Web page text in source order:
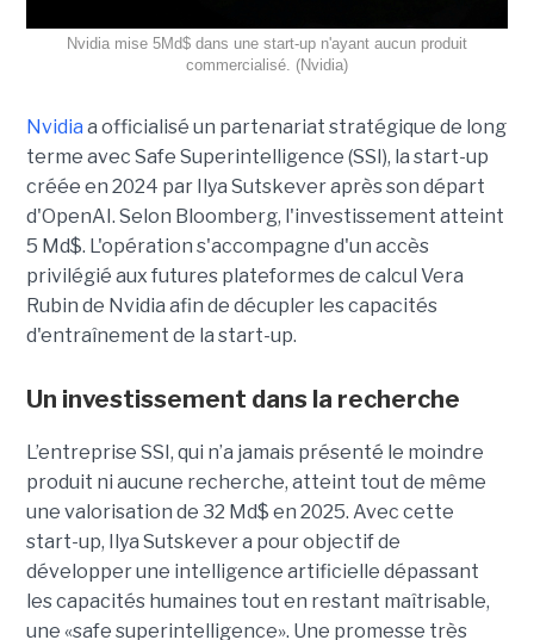
Nvidia mise 5Md$ dans une start-up n'ayant aucun produit
commercialisé. (Nvidia)
Nvidia a officialisé un partenariat stratégique de long
terme avec Safe Superintelligence (SSI), la start-up
créée en 2024 par Ilya Sutskever après son départ
d'OpenAI. Selon Bloomberg, l'investissement atteint
5 Md$. L'opération s'accompagne d'un accès
privilégié aux futures plateformes de calcul Vera
Rubin de Nvidia afin de décupler les capacités
d'entraînement de la start-up.
Un investissement dans la recherche
L’entreprise SSI, qui n’a jamais présenté le moindre
produit ni aucune recherche, atteint tout de même
une valorisation de 32 Md$ en 2025. Avec cette
start-up, Ilya Sutskever a pour objectif de
développer une intelligence artificielle dépassant
les capacités humaines tout en restant maîtrisable,
une «safe superintelligence». Une promesse très